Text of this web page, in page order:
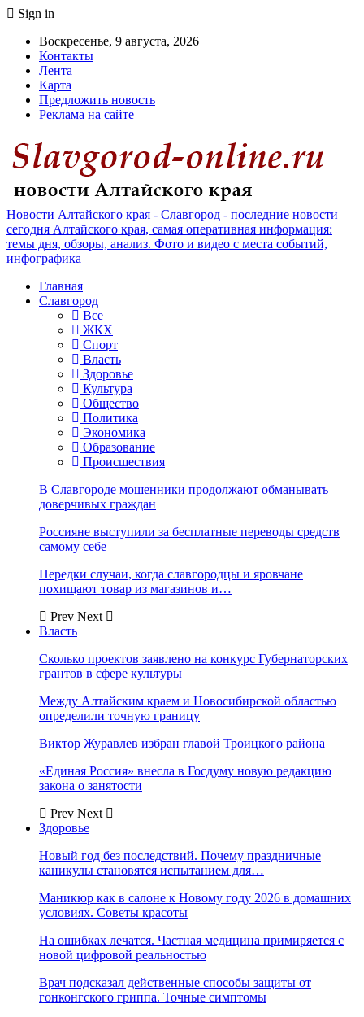
Sign in
Воскресенье, 9 августа, 2026
Контакты
Лента
Карта
Предложить новость
Реклама на сайте
Новости Алтайского края - Славгород - последние новости
сегодня Алтайского края, самая оперативная информация:
темы дня, обзоры, анализ. Фото и видео с места событий,
инфографика
Главная
Славгород
Все
ЖКХ
Спорт
Власть
Здоровье
Культура
Общество
Политика
Экономика
Образование
Происшествия
В Славгороде мошенники продолжают обманывать
доверчивых граждан
Россияне выступили за бесплатные переводы средств
самому себе
Нередки случаи, когда славгородцы и яровчане
похищают товар из магазинов и…
Prev Next
Власть
Сколько проектов заявлено на конкурс Губернаторских
грантов в сфере культуры
Между Алтайским краем и Новосибирской областью
определили точную границу
Виктор Журавлев избран главой Троицкого района
«Единая Россия» внесла в Госдуму новую редакцию
закона о занятости
Prev Next
Здоровье
Новый год без последствий. Почему праздничные
каникулы становятся испытанием для…
Маникюр как в салоне к Новому году 2026 в домашних
условиях. Советы красоты
На ошибках лечатся. Частная медицина примиряется с
новой цифровой реальностью
Врач подсказал действенные способы защиты от
гонконгского гриппа. Точные симптомы